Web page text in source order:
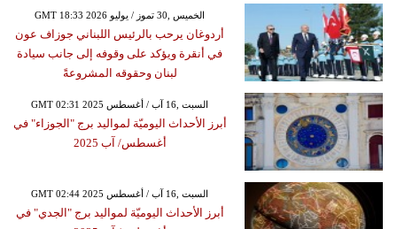
GMT 18:33 2026 الخميس ,30 تموز / يوليو
أردوغان يرحب بالرئيس اللبناني جوزاف عون
في أنقرة ويؤكد على وقوفه إلى جانب سيادة
لبنان وحقوقه المشروعةً
GMT 02:31 2025 السبت ,16 آب / أغسطس
أبرز الأحداث اليوميّة لمواليد برج "الجوزاء" في
أغسطس/ آب 2025
GMT 02:44 2025 السبت ,16 آب / أغسطس
أبرز الأحداث اليوميّة لمواليد برج "الجدي" في